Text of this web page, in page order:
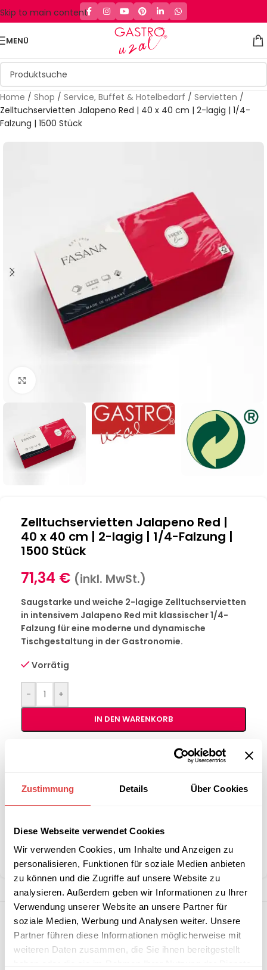
Zustimmung Details Über Cookies
Diese Webseite verwendet Cookies
Wir verwenden Cookies, um Inhalte und Anzeigen zu
personalisieren, Funktionen für soziale Medien anbieten
zu können und die Zugriffe auf unsere Website zu
analysieren. Außerdem geben wir Informationen zu Ihrer
Verwendung unserer Website an unsere Partner für
soziale Medien, Werbung und Analysen weiter. Unsere
Partner führen diese Informationen möglicherweise mit
weiteren Daten zusammen, die Sie ihnen bereitgestellt
Skip to main content
MENÜ
Home / Shop / Service, Buffet & Hotelbedarf / Servietten /
Zelltuchservietten Jalapeno Red | 40 x 40 cm | 2-lagig | 1/4-
Falzung | 1500 Stück
Zelltuchservietten Jalapeno Red |
40 x 40 cm | 2-lagig | 1/4-Falzung |
1500 Stück
71,34 € (inkl. MwSt.)
Saugstarke und weiche 2-lagige Zelltuchservietten
in intensivem Jalapeno Red mit klassischer 1/4-
Falzung für eine moderne und dynamische
Tischgestaltung in der Gastronomie.
Vorrätig
- +
IN DEN WARENKORB
Stückzahlen?
B2B-Angebot
Artikelnummer:228523
Teilen: